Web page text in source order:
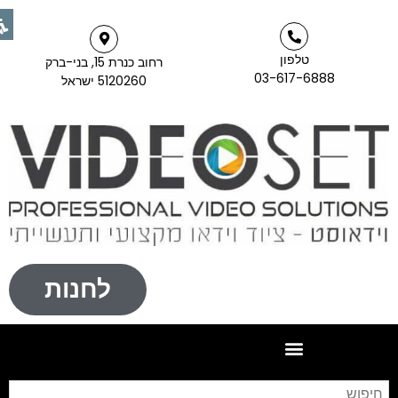
טלפון
03-617-6888
רחוב כנרת 15, בני-ברק
5120260 ישראל
לחנות